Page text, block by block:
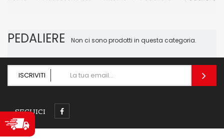
PEDALIERE Non ci sono prodotti in questa categoria.
ISCRIVITI
SEGUICI